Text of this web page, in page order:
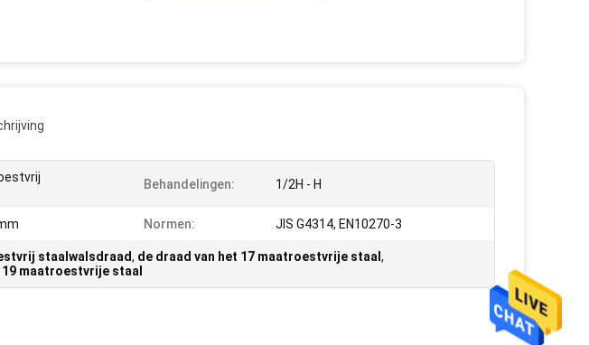
Behandelingen: 1/2H - H
Normen: JIS G4314, EN10270-3
staalwalsdraad, de draad van het 17 maatroestvrije staal ,
maatroestvrije staal